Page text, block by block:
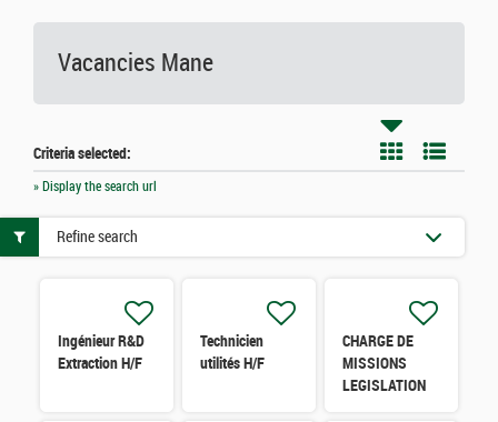
Vacancies Mane
Criteria selected:
» Display the search url
Ingénieur R&D
Extraction H/F
Technicien
utilités H/F
CHARGE DE
MISSIONS
LEGISLATION
Refine search